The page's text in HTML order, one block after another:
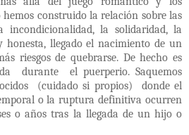
hemos construido la relación sobre las
incondicionalidad, la solidaridad, la
llegado el nacimiento de un
riesgos de quebrarse. De hecho es
durante
el puerperio. Saquemos
(cuidado si propios)
donde el
o la ruptura definitiva ocurren
o años tras la llegada de un hijo o